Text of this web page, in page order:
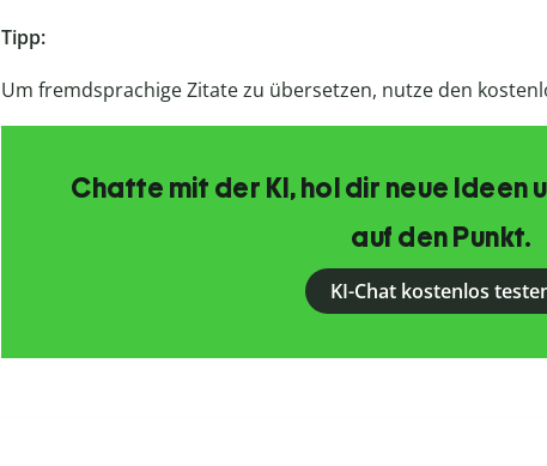
Tipp:
Um fremdsprachige Zitate zu übersetzen, nutze den
Chatte mit der KI, hol dir neue Ideen
auf den Punkt.
KI-Chat kostenlos